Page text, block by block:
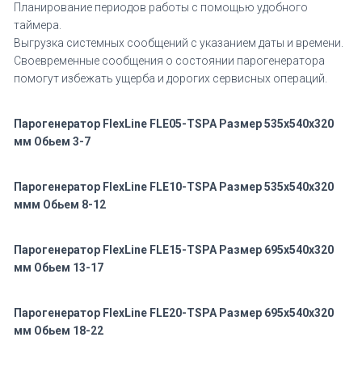
Планирование периодов работы с помощью удобного
таймера.
Выгрузка системных сообщений с указанием даты и времени.
Своевременные сообщения о состоянии парогенератора
помогут избежать ущерба и дорогих сервисных операций.
Парогенератор FlexLine FLE05-TSPA Размер 535x540x320
мм Обьем 3-7
Парогенератор FlexLine FLE10-TSPA Размер 535x540x320
ммм Обьем 8-12
Парогенератор FlexLine FLE15-TSPA Размер 695x540x320
мм Обьем 13-17
Парогенератор FlexLine FLE20-TSPA Размер 695x540x320
мм Обьем 18-22